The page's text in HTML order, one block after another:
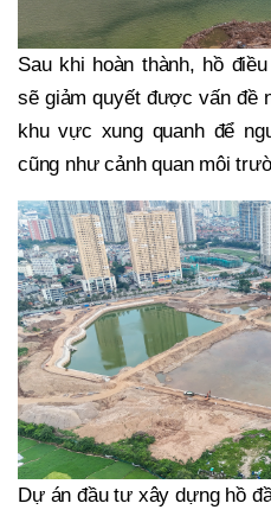
Sau khi hoàn thành, hồ
sẽ giảm quyết được vấn đề
khu vực xung quanh để
cũng như cảnh quan môi
Dự án đầu tư xây dựng hồ